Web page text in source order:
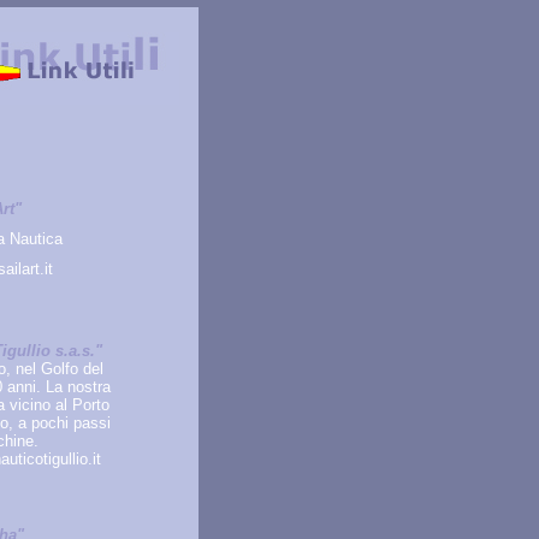
Nautica
s.a.s."
nel Golfo del
anni. La nostra
vicino al Porto
a pochi passi